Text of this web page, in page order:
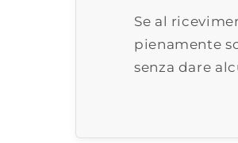
Se al
pienamente
senza dare